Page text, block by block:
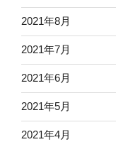
2021年8月
2021年7月
2021年6月
2021年5月
2021年4月